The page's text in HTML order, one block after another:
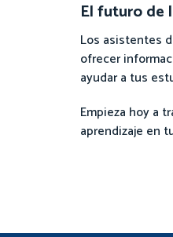
El futuro de
Los asistentes
ofrecer
ayudar a tus
Empieza hoy a
aprendizaje en